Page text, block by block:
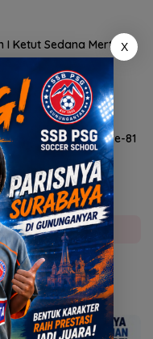
Ketut Sedana Merta
HUT RI ke-81
X